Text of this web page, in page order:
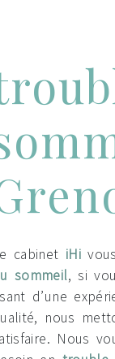
cabinet iHi
sommeil, si
d’une
nous
Nous